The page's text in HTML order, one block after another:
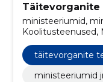
Täitevorganite
ministeeriumid,
Koolitusteenused,
Kütteõlid,
täitevorganite
ministeeriumid